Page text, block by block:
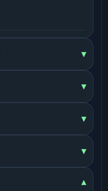
▾
▾
▾
▾
▾